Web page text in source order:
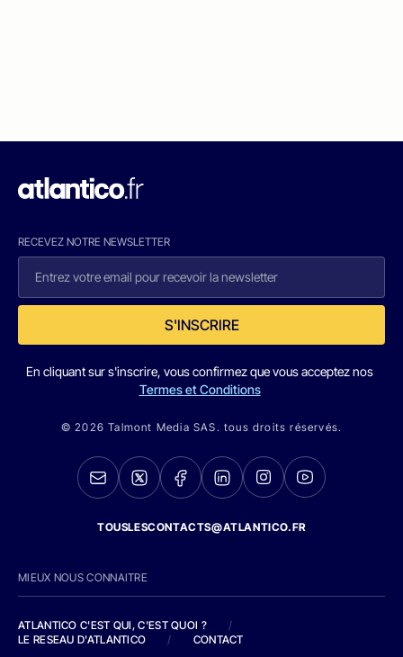
RECEVEZ NOTRE NEWSLETTER
S'INSCRIRE
En cliquant sur s'inscrire, vous confirmez que vous acceptez nos
Termes et Conditions
© 2026 Talmont Media SAS. tous droits réservés.
TOUSLESCONTACTS@ATLANTICO.FR
MIEUX NOUS CONNAITRE
ATLANTICO C'EST QUI, C'EST QUOI ?
/
LE RESEAU D'ATLANTICO
/ CONTACT